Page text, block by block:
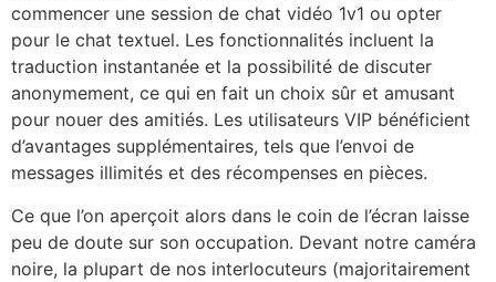
commencer une session de chat vidéo 1v1 ou opter
pour le chat textuel. Les fonctionnalités incluent la
traduction instantanée et la possibilité de discuter
anonymement, ce qui en fait un choix sûr et amusant
pour nouer des amitiés. Les utilisateurs VIP bénéficient
d’avantages supplémentaires, tels que l’envoi de
messages illimités et des récompenses en pièces.
Ce que l’on aperçoit alors dans le coin de l’écran laisse
peu de doute sur son occupation. Devant notre caméra
noire, la plupart de nos interlocuteurs (majoritairement